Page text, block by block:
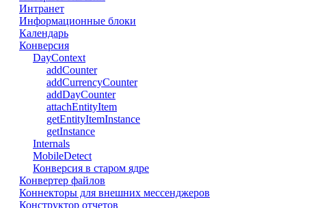
Интранет
Информационные блоки
Календарь
Конверсия
DayContext
addCounter
addCurrencyCounter
addDayCounter
attachEntityItem
getEntityItemInstance
getInstance
Internals
MobileDetect
Конверсия в старом ядре
Конвертер файлов
Коннекторы для внешних мессенджеров
Конструктор отчетов